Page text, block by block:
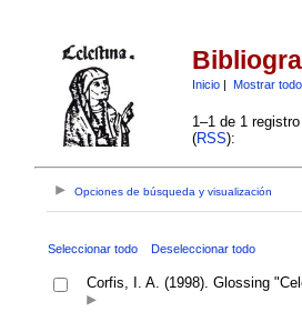
Inicio| Mostrar todo
1–1 de 1
(RSS):
Opciones de búsqueda y visualización
Seleccionar todo Deseleccionar todo
Corfis, I. A. (1998). Glossing